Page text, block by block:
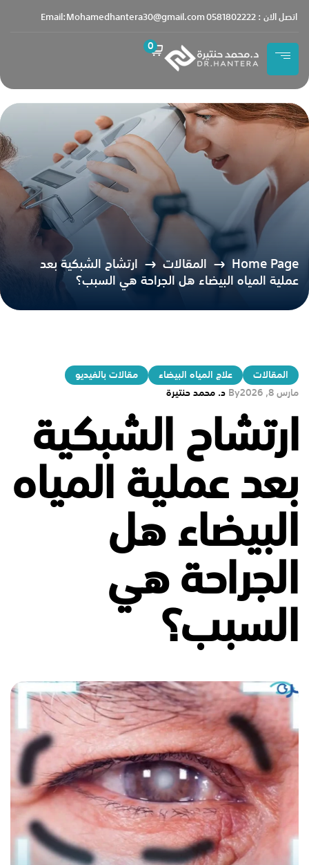
اتصل الان : 0581802222 Email:Mohamedhantera30@gmail.com
0
Home Page المقالات
ارتشاح الشبكية بعد
عملية المياه البيضاء هل الجراحة هي السبب؟
المقالات علاج المياه البيضاء
مقالات بالفيديو
مارس 8, 2026
By د. محمد حنتيرة
ارتشاح الشبكية
بعد عملية المياه
البيضاء هل
الجراحة هي
السبب؟